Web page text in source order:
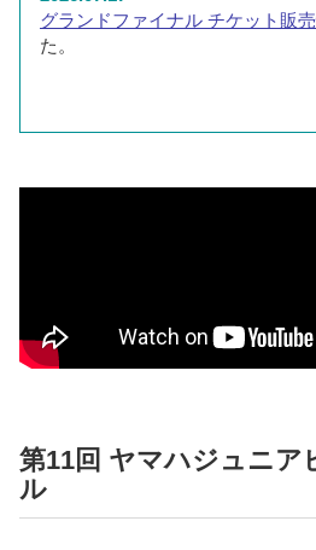
グランドファイナル チケット販
た。
第11回 ヤマハジュニア
ル